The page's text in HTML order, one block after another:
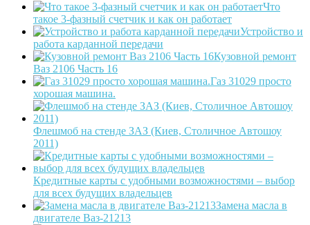
Что
такое 3-фазный счетчик и как он работает
Устройство и
работа карданной передачи
Кузовной ремонт
Ваз 2106 Часть 16
Газ 31029 просто
хорошая машина.
Флешмоб на стенде ЗАЗ (Киев, Столичное Автошоу
2011)
Кредитные карты с удобными возможностями – выбор
для всех будущих владельцев
Замена масла в
двигателе Ваз-21213